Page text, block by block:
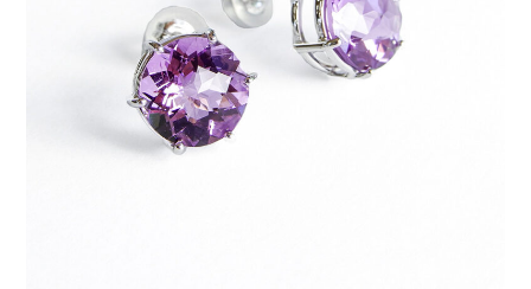
クローバーインカット
カメリアカット
アトリアカット